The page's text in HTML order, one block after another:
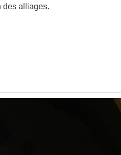
des alliages.